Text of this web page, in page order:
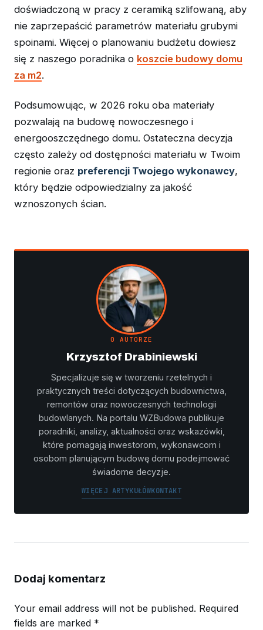
doświadczoną w pracy z ceramiką szlifowaną, aby
nie zaprzepaścić parametrów materiału grubymi
spoinami. Więcej o planowaniu budżetu dowiesz
się z naszego poradnika o koszcie budowy domu
za m2.
Podsumowując, w 2026 roku oba materiały
pozwalają na budowę nowoczesnego i
energooszczędnego domu. Ostateczna decyzja
często zależy od dostępności materiału w Twoim
regionie oraz preferencji Twojego wykonawcy,
który będzie odpowiedzialny za jakość
wznoszonych ścian.
O AUTORZE
Krzysztof Drabiniewski
Specjalizuje się w tworzeniu rzetelnych i
praktycznych treści dotyczących budownictwa,
remontów oraz nowoczesnych technologii
budowlanych. Na portalu WZBudowa publikuje
poradniki, analizy, aktualności oraz wskazówki,
które pomagają inwestorom, wykonawcom i
osobom planującym budowę domu podejmować
świadome decyzje.
WIĘCEJ ARTYKUŁÓWKONTAKT
Dodaj komentarz
Your email address will not be published. Required
fields are marked *